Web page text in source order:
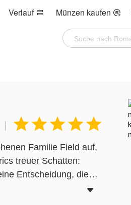
Verlauf  Münzen kaufen 
| 
Familie Field auf,
treuer Schatten:
Entscheidung, die
